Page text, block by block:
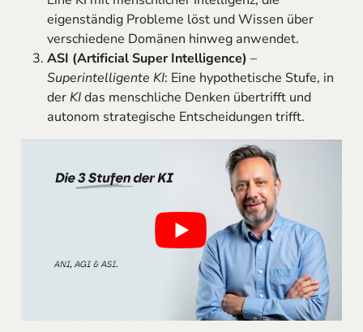
eigenständig Probleme löst und Wissen über
verschiedene Domänen hinweg anwendet.
ASI (Artificial Super Intelligence) –
Superintelligente KI: Eine hypothetische Stufe, in
derKIdas menschliche Denken übertrifft und
autonom strategische Entscheidungen trifft.